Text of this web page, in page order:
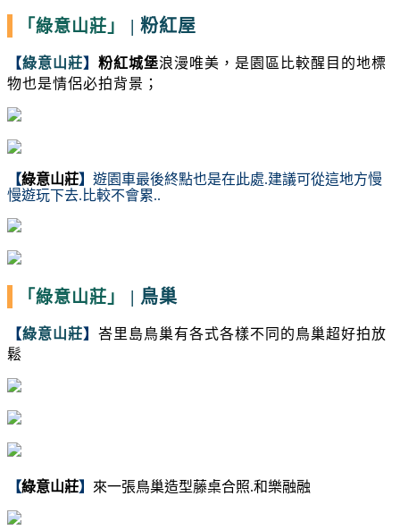
「綠意山莊」 | 粉紅屋
【綠意山莊】 粉紅城堡浪漫唯美，是園區比較醒目的地標
物也是情侶必拍背景；
【綠意山莊】 遊園車最後終點也是在此處.建議可從這地方慢
慢遊玩下去.比較不會累..
「綠意山莊」 | 鳥巢
【綠意山莊】 峇里島鳥巢有各式各樣不同的鳥巢超好拍放
鬆
【綠意山莊】 來一張鳥巢造型藤桌合照.和樂融融